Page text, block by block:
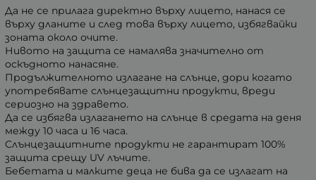
Да не се прилага директно върху лицето, нанася се
върху дланите и след това върху лицето, избягвайки
зоната около очите.
Нивото на защита се намалява значително от
оскъдното нанасяне.
Продължителното излагане на слънце, дори когато
употребявате слънцезащитни продукти, вреди
сериозно на здравето.
Да се избягва излагането на слънце в средата на деня
между 10 часа и 16 часа.
Слънцезащитните продукти не гарантират 100%
защита срещу UV лъчите.
Бебетата и малките деца не бива да се излагат на